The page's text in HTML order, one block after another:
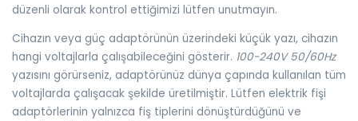
düzenli olarak kontrol ettiğimizi lütfen unutmayın.
Cihazın veya güç adaptörünün üzerindeki küçük yazı, cihazın
hangi voltajlarla çalışabileceğini gösterir. 100-240V 50/60Hz
yazısını görürseniz, adaptörünüz dünya çapında kullanılan tüm
voltajlarda çalışacak şekilde üretilmiştir. Lütfen elektrik fişi
adaptörlerinin yalnızca fiş tiplerini dönüştürdüğünü ve